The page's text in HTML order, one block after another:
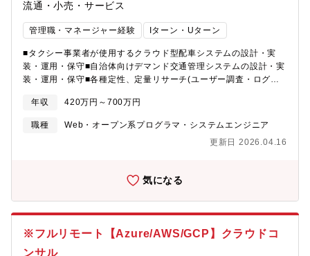
ていくことができます。
クチャの老朽化により、維持コストの増大や新サービス開発の遅
に、同社はモダナイゼーションプロジェクトを推進し、仮想化技
テム環境の獲得を目指します。また本プロジェクトを通じて、自
社の技術ノウハウを蓄積するとともに、将来的には事業開発やサ
ービス開発分野へと貢献できる人材の育成を目指しています。
大手加盟店の本部決済サーバーと各カード会社のサーバーをつな
ぎ、売上情報・オーソリ情報使用可否情報等をオンラインでスイ
ンサービスを用意。■JTRANS売上データ、有効性チェックデータ
ービス例）売上データ、無効通知、有効性チェックデータ、集計
データ、ギフト売上、マスターデータ、DLLデータ、加盟店明細
等■3-D Secureオンラインショッピング等でクレジットカード決
済をより安全に行うための本人認証サービス。「従来のクレジッ
トカード番号」、「有効期限」などの情報に加え、「パーソナル
メッセージ」や「ワンタイムパスワード」を合わせて認証を実
施。■CARDNET-Cloudサービス高セキュリティ・多様な決済機能
流通・小売・サービス
管理職・マネージャー経験 Iターン・Uターン
■タクシー事業者が使用するクラウド型配車システムの設計・実
装・運用・保守■自治体向けデマンド交通管理システムの設計・実
装・運用・保守■各種定性、定量リサーチ(ユーザー調査・ログ分
とのコミュニケーションおよび開発への落とし込み■営業やサポー
トなど他部署とのコミュニケーション※能力や意欲があれば、今
後オープンソースのプロジェクトにも参加して頂く可能性があり
ます電脳交通は地域交通の維持・存続を担うクラウド型タクシー
さらなる業務拡大・機能強化に向けて日本全国からエンジニアを
のUターン・Iターン希望者も大歓迎です。移住が必要な方には社
の開発環境】フロントエン
ド:JavaScript(jQuery,CoffeeScript,React), Android(Java)バッ
年収 420万円～700万円
職種
Web・オープン系プログラマ・システムエンジニア
更新日 2026.04.16
気になる
※フルリモート【Azure/AWS/GCP】クラウドコ
ンサル